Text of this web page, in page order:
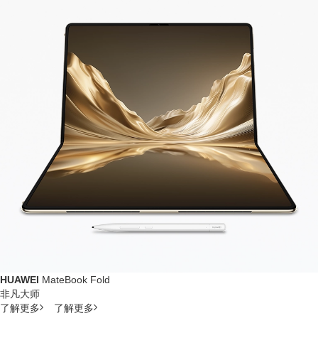
HUAWEI MateBook Fold
非凡大师
了解更多
了解更多